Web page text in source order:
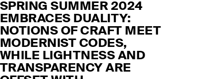
SPRING SUMMER 2024
EMBRACES DUALITY:
NOTIONS OF CRAFT MEET
MODERNIST CODES,
WHILE LIGHTNESS AND
TRANSPARENCY ARE